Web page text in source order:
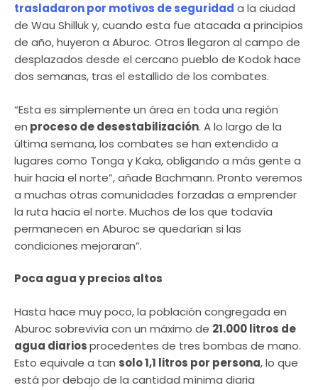
trasladaron por motivos de seguridad a la ciudad
de Wau Shilluk y, cuando esta fue atacada a principios
de año, huyeron a Aburoc. Otros llegaron al campo de
desplazados desde el cercano pueblo de Kodok hace
dos semanas, tras el estallido de los combates.
“Esta es simplemente un área en toda una región
en proceso de desestabilización. A lo largo de la
última semana, los combates se han extendido a
lugares como Tonga y Kaka, obligando a más gente a
huir hacia el norte”, añade Bachmann. Pronto veremos
a muchas otras comunidades forzadas a emprender
la ruta hacia el norte. Muchos de los que todavía
permanecen en Aburoc se quedarían si las
condiciones mejoraran”.
Poca agua y precios altos
Hasta hace muy poco, la población congregada en
Aburoc sobrevivía con un máximo de 21.000 litros de
agua diariosprocedentes de tres bombas de mano.
Esto equivale a tan solo 1,1 litros por persona, lo que
está por debajo de la cantidad mínima diaria